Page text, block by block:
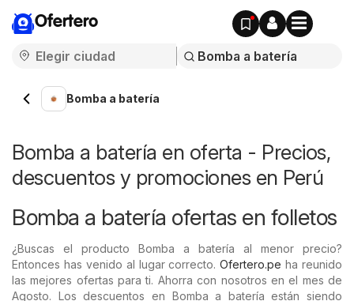
Ofertero
Bomba a batería
Bomba a batería en oferta - Precios,
descuentos y promociones en Perú
Bomba a batería ofertas en folletos
¿Buscas el producto Bomba a batería al menor precio?
Entonces has venido al lugar correcto.Ofertero.pe ha reunido
las mejores ofertas para ti. Ahorra con nosotros en el mes de
Agosto. Los descuentos en Bomba a batería están siendo